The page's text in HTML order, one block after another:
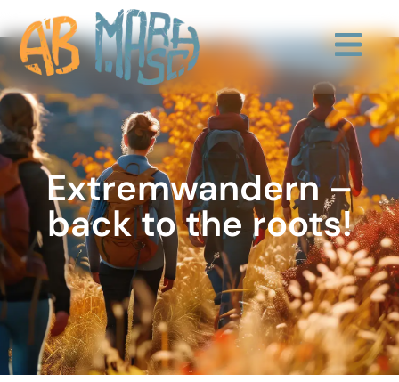
Extremwandern –
back to the roots!